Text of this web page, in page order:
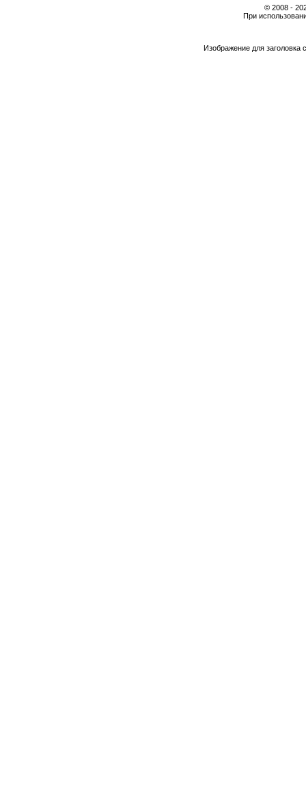
© 2008 -
При
Изображение для